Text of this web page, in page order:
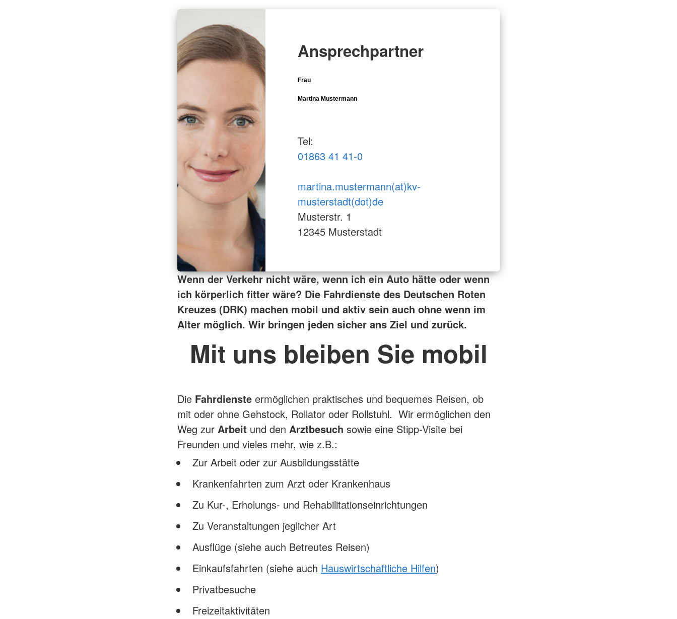
Ansprechpartner
Frau
Martina Mustermann
Tel:
01863 41 41-0
martina.mustermann(at)kv-
musterstadt(dot)de
Musterstr. 1
12345 Musterstadt
Wenn der Verkehr nicht wäre, wenn ich ein Auto hätte oder wenn
ich körperlich fitter wäre? Die Fahrdienste des Deutschen Roten
Kreuzes (DRK) machen mobil und aktiv sein auch ohne wenn im
Alter möglich. Wir bringen jeden sicher ans Ziel und zurück.
Mit uns bleiben Sie mobil
Die Fahrdienste ermöglichen praktisches und bequemes Reisen, ob
mit oder ohne Gehstock, Rollator oder Rollstuhl. Wir ermöglichen den
Weg zur Arbeit und den Arztbesuch sowie eine Stipp-Visite bei
Freunden und vieles mehr, wie z.B.:
Zur Arbeit oder zur Ausbildungsstätte
Krankenfahrten zum Arzt oder Krankenhaus
Zu Kur-, Erholungs- und Rehabilitationseinrichtungen
Zu Veranstaltungen jeglicher Art
Ausflüge (siehe auch Betreutes Reisen)
Einkaufsfahrten (siehe auch Hauswirtschaftliche Hilfen)
Privatbesuche
Freizeitaktivitäten